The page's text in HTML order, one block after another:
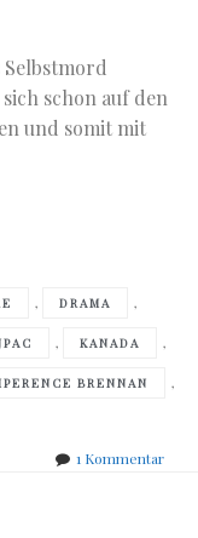
schon auf den
und somit mit
, DRAMA ,
, KANADA ,
BRENNAN ,
1 Kommentarzu